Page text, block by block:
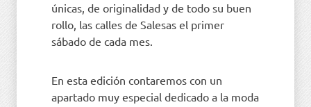
únicas, de originalidad y de todo su buen
rollo, las calles de Salesas el primer
sábado de cada mes.
En esta edición contaremos con un
apartado muy especial dedicado a la moda